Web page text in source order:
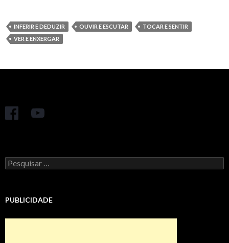
INFERIR E DEDUZIR OUVIR E ESCUTAR
TOCAR E SENTIR
VER E ENXERGAR
Pesquisar
por:
PUBLICIDADE